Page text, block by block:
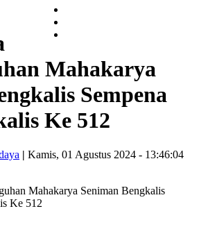
Mahakarya
Sempena
Ke 512
| Kamis, 01 Agustus 2024 - 13:46:04